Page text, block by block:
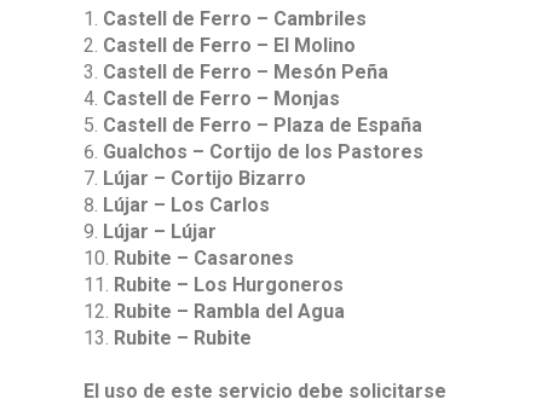
Castell de Ferro – Cambriles
Castell de Ferro – El Molino
Castell de Ferro – Mesón Peña
Castell de Ferro – Monjas
Castell de Ferro – Plaza de España
Gualchos – Cortijo de los Pastores
Lújar – Cortijo Bizarro
Lújar – Los Carlos
Lújar – Lújar
Rubite – Casarones
Rubite – Los Hurgoneros
Rubite – Rambla del Agua
Rubite – Rubite
El uso de este servicio debe solicitarse